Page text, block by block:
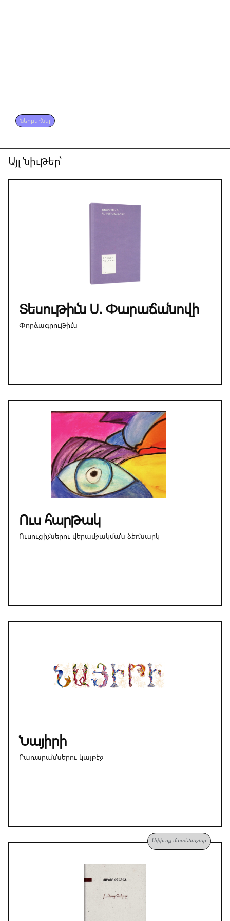
ներբեռնել
Այլ նիւթեր՝
Տեսութիւն Ս. Փարաճանովի
Փորձագրութիւն
Ուս հարթակ
Ուսուցիչներու վերամշակման ձեռնարկ
Նայիրի
Բառարաններու կայքէջ
Սփիւռք մատենաշար